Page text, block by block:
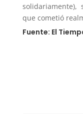
que cometió
Fuente: El